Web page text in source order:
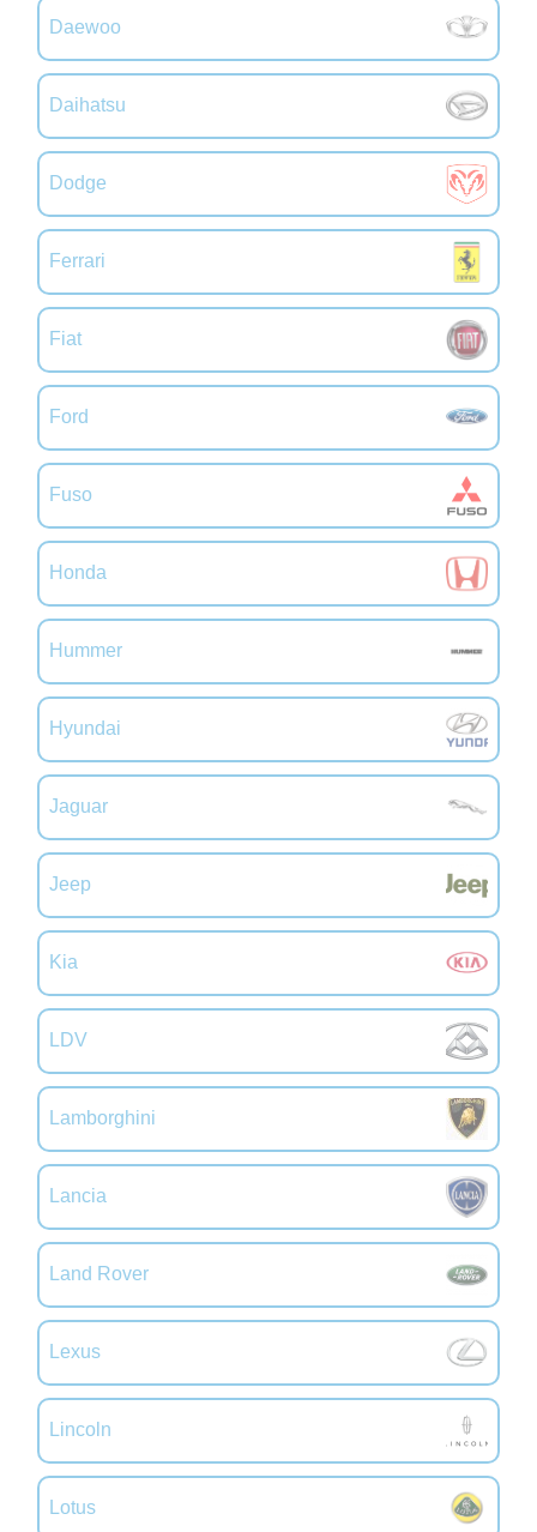
Daewoo
Daihatsu
Dodge
Ferrari
Fiat
Ford
Fuso
Honda
Hummer
Hyundai
Jaguar
Jeep
Kia
LDV
Lamborghini
Lancia
Land Rover
Lexus
Lincoln
Lotus